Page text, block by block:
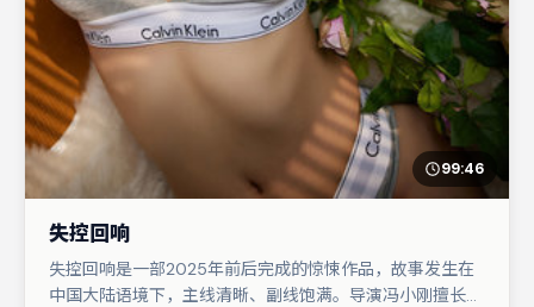
99:46
失控回响
失控回响是一部2025年前后完成的惊悚作品，故事发生在
中国大陆语境下，主线清晰、副线饱满。导演冯小刚擅长群